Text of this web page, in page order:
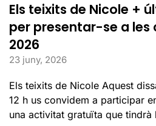
Els teixits de Nicole +
per presentar-se a
2026
23 juny, 2026
Els teixits de Nicole Aquest
12 h us convidem a participar
una activitat gratuïta que